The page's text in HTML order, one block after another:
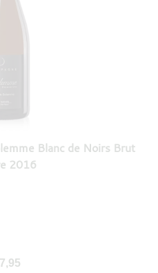
Blanc de Noirs Brut
2016